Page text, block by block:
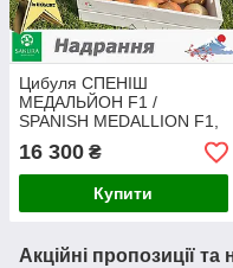
Цибуля СПЕНІШ
МЕДАЛЬЙОН F1 /
SPANISH MEDALLION F1,
ТМ SAKATA (Японія)
16 300 ₴
Купити
Акційні пропозиції та